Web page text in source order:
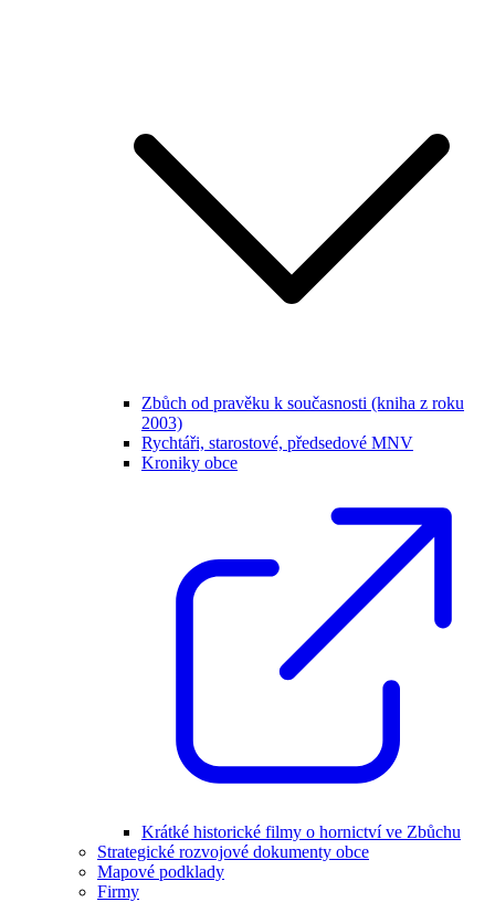
Zbůch od pravěku k současnosti (kniha z roku
2003)
Rychtáři, starostové, předsedové MNV
Kroniky obce
Krátké historické filmy o hornictví ve Zbůchu
Strategické rozvojové dokumenty obce
Mapové podklady
Firmy